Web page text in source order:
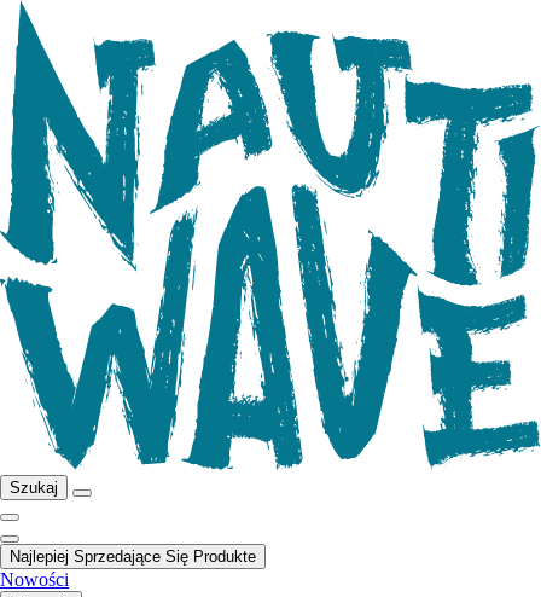
Szukaj
Najlepiej Sprzedające Się Produkte
Nowości